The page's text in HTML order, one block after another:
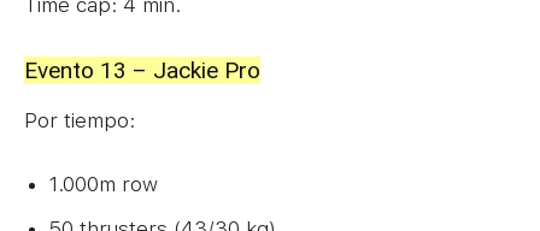
Time cap: 4 min.
Evento 13 – Jackie Pro
Por tiempo:
1.000m row